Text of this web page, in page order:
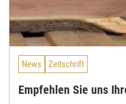
News Zeitschrift
Empfehlen Sie uns